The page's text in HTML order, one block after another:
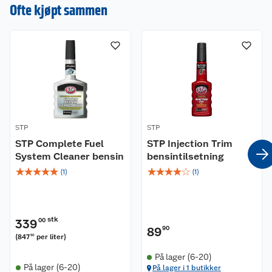
Ofte kjøpt sammen
STP
STP Complete Fuel
System Cleaner bensin
☆☆☆☆☆ (1)
33900 stk
(84750 per liter)
På lager (6-20)
STP
STP Injection Trim
bensintilsetning
☆☆☆☆☆ (1)
8990
På lager (6-20)
På lager i 1 butikker